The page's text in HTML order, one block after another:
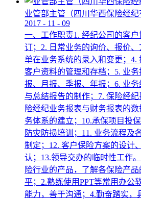
业管部主管（四川华西保险经纪
2017 - 11 - 09
一、工作职责1. 经纪公司的客
订；2. 日常业务的询价、报价
单在业务系统的录入和变更；4.
客户资料的管理和存档；5. 业
报、月报、季报、年报；6. 业
与总结报告的制作；7. 保险经
险经纪业务报表与财务报表的
务体系的建立；10.承保项目投
防灾防损培训；11. 业务流程及
制定；12. 客户保险方案的设计
认；13.领导交办的临时性工作
险行业的产品，了解各保险产
平；2.熟练使用PPT等常用办公
能力，善于沟通；4.勤奋踏实，